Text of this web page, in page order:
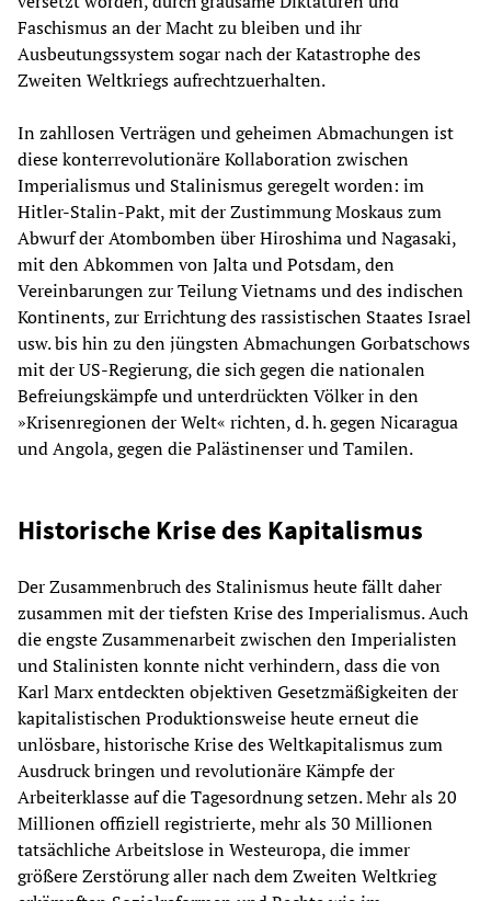
Faschismus an der Macht zu bleiben und ihr
Ausbeutungssystem sogar nach der Katastrophe des
Zweiten Weltkriegs aufrechtzuerhalten.
In zahllosen Verträgen und geheimen Abmachungen ist
diese konterrevolutionäre Kollaboration zwischen
Imperialismus und Stalinismus geregelt worden: im
Hitler-Stalin-Pakt, mit der Zustimmung Moskaus zum
Abwurf der Atombomben über Hiroshima und Nagasaki,
mit den Abkommen von Jalta und Potsdam, den
Vereinbarungen zur Teilung Vietnams und des indischen
Kontinents, zur Errichtung des rassistischen Staates Israel
usw. bis hin zu den jüngsten Abmachungen Gorbatschows
mit der US-Regierung, die sich gegen die nationalen
Befreiungskämpfe und unterdrückten Völker in den
»Krisenregionen der Welt« richten, d. h. gegen Nicaragua
und Angola, gegen die Palästinenser und Tamilen.
Historische Krise des Kapitalismus
Der Zusammenbruch des Stalinismus heute fällt daher
zusammen mit der tiefsten Krise des Imperialismus. Auch
die engste Zusammenarbeit zwischen den Imperialisten
und Stalinisten konnte nicht verhindern, dass die von
Karl Marx entdeckten objektiven Gesetzmäßigkeiten der
kapitalistischen Produktionsweise heute erneut die
unlösbare, historische Krise des Weltkapitalismus zum
Ausdruck bringen und revolutionäre Kämpfe der
Arbeiterklasse auf die Tagesordnung setzen. Mehr als 20
Millionen offiziell registrierte, mehr als 30 Millionen
tatsächliche Arbeitslose in Westeuropa, die immer
größere Zerstörung aller nach dem Zweiten Weltkrieg